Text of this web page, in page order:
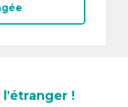
l'étranger !